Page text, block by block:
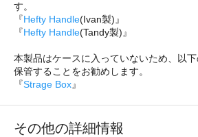
す。
『Hefty Handle(Ivan製)』
『Hefty Handle(Tandy製)』
本製品はケースに入っていないため、以
保管することをお勧めします。
『Strage Box』
その他の詳細情報